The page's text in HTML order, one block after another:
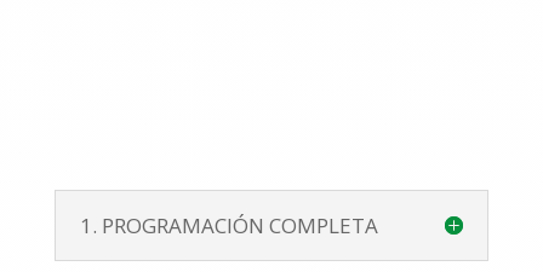
1. PROGRAMACIÓN COMPLETA